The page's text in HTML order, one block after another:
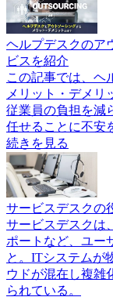
ヘルプデスクのア
ビスを紹介
この記事では、ヘ
メリット・デメリ
従業員の負担を減
任せることに不安
続きを見る
サービスデスクの
サービスデスクは
ポートなど、ユー
と。ITシステムが
ウドが混在し複雑
られている。